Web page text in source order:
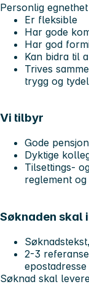
Personlig
Er fleksible
Har gode
Har god
Kan bidra til
Trives
trygg og
Vi tilbyr
Gode
Dyktige
Tilsettings-
reglement
Søknaden skal
2-3
Søknad skal